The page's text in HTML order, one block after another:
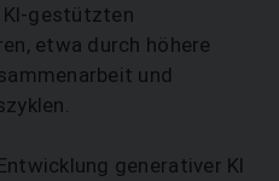
KI-gestützten
etwa durch höhere
und
generativer KI